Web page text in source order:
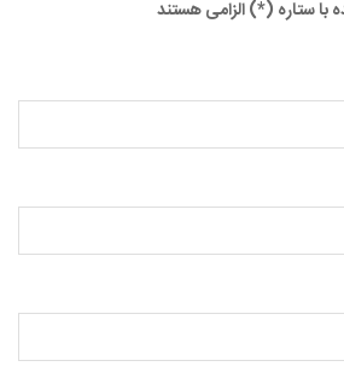
ستاره (*) الزامی هستند